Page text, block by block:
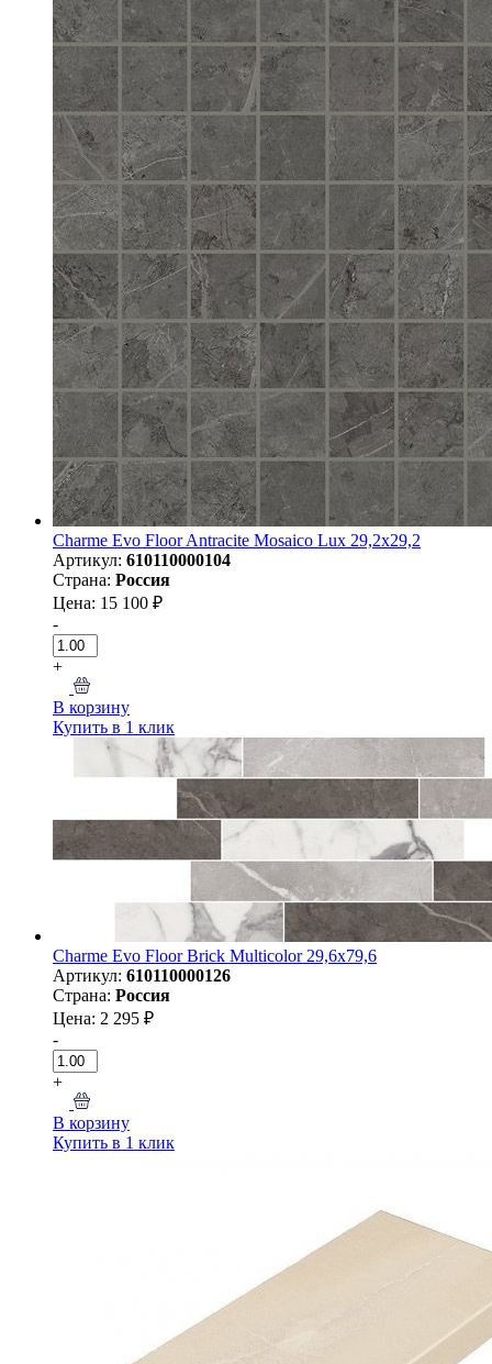
Charme Evo Floor Antracite Mosaico Lux 29,2х29,2
Артикул: 610110000104
Страна: Россия
Цена: 15 100 ₽
-
+
В корзину
Купить в 1 клик
Charme Evo Floor Brick Multicolor 29,6х79,6
Артикул: 610110000126
Страна: Россия
Цена: 2 295 ₽
-
+
В корзину
Купить в 1 клик